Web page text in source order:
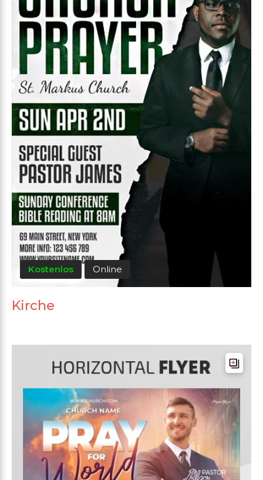
Kostenlos Online
Kirche